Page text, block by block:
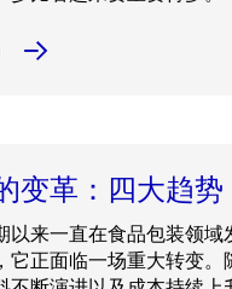
变革：四大趋势
以来一直在食品包装领域
它正面临一场重大转变。